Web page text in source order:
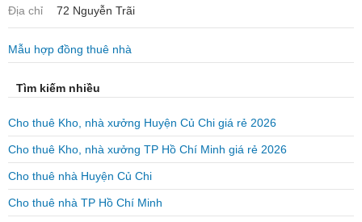
Địa chỉ 72 Nguyễn Trãi
Mẫu hợp đồng thuê nhà
Tìm kiếm nhiều
Cho thuê Kho, nhà xưởng Huyện Củ Chi giá rẻ 2026
Cho thuê Kho, nhà xưởng TP Hồ Chí Minh giá rẻ 2026
Cho thuê nhà Huyện Củ Chi
Cho thuê nhà TP Hồ Chí Minh